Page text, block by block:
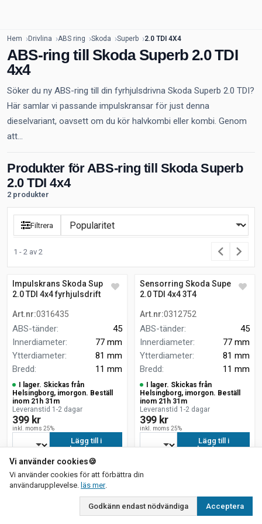
Hem Drivlina ABS ring Skoda Superb 2.0 TDI 4X4
ABS-ring till Skoda Superb 2.0 TDI
4x4
Söker du ny ABS-ring till din fyrhjulsdrivna Skoda Superb 2.0 TDI?
Här samlar vi passande impulskransar för just denna
dieselvariant, oavsett om du kör halvkombi eller kombi. Genom
att...
Produkter för ABS-ring till Skoda Superb
2.0 TDI 4x4
2 produkter
Filtrera
1 - 2 av 2
Impulskrans Skoda Superb II
2.0 TDI 4x4 fyrhjulsdrift
Art.nr:0316435
ABS-tänder:
45
Innerdiameter:
77 mm
Ytterdiameter:
81 mm
Bredd: 11 mm
I lager. Skickas från
Helsingborg, imorgon. Beställ
inom 21h 31m
Leveranstid 1-2 dagar
399 kr
inkl. moms 25%
Lägg till i
kundvagn
Sensorring Skoda Superb II
2.0 TDI 4x4 3T4
Art.nr:0312752
ABS-tänder:
45
Innerdiameter:
77 mm
Ytterdiameter:
81 mm
Bredd: 11 mm
I lager. Skickas från
Helsingborg, imorgon. Beställ
inom 21h 31m
Leveranstid 1-2 dagar
399 kr
inkl. moms 25%
Lägg till i
kundvagn
Vi använder cookies🍪
Vi använder cookies för att förbättra din
användarupplevelse. läs merom vår integritetspolicy
.
Godkänn endast nödvändiga Acceptera